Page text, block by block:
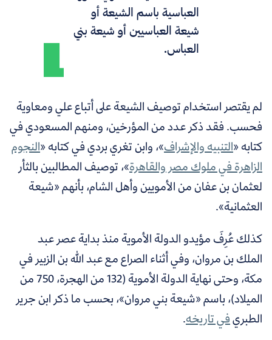
العباسية باسم الشيعة أو
شيعة العباسيين أو شيعة بني
العباس.
لم يقتصر استخدام توصيف الشيعة على أتباع علي ومعاوية
فحسب. فقد ذكر عدد من المؤرخين، ومنهم المسعودي في
كتابه «التنبيه والإشراف»، وابن تغري بردي في كتابه «النجوم
الزاهرة في ملوك مصر والقاهرة»، توصيف المطالبين بالثأر
لعثمان بن عفان من الأمويين وأهل الشام، بأنهم «شيعة
العثمانية».
كذلك عُرِفَ مؤيدو الدولة الأموية منذ بداية عصر عبد
الملك بن مروان، وفي أثناء الصراع مع عبد الله بن الزبير في
مكة، وحتى نهاية الدولة الأموية (132 من الهجرة، 750 من
الميلاد)، باسم «شيعة بني مروان»، بحسب ما ذكر ابن جرير
الطبريفي تاريخه.